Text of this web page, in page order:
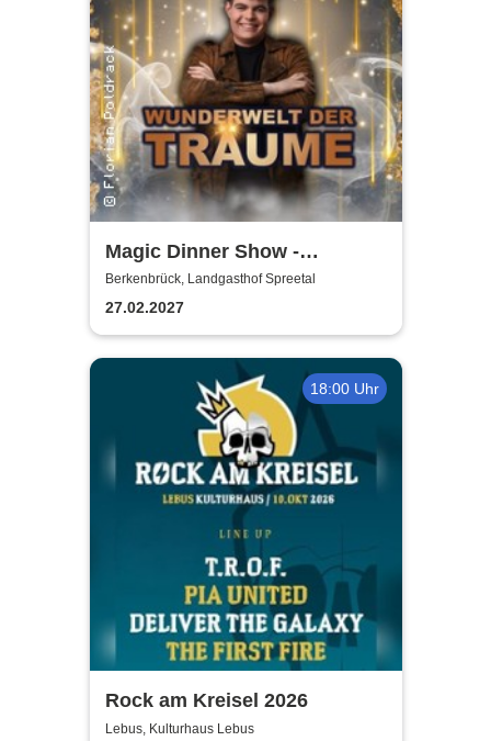
Magic Dinner Show -
WUNDERWELT DER TRÄUME
| Florian Poldrack
Zauberkunst
Berkenbrück, Landgasthof Spreetal
27.02.2027
18:00 Uhr
Rock am Kreisel 2026
Lebus, Kulturhaus Lebus